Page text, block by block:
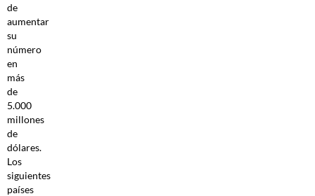
de
aumentar
su
número
en
más
de
5.000
millones
de
dólares.
Los
siguientes
países